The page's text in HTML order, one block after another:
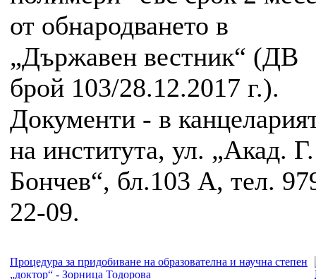
от обнародването в
„Държавен вестник“ (ДВ
брой 103/28.12.2017 г.).
Документи - в
на института, ул. „Акад. Г.
Бончев“, бл.103 А, тел.
22-09.
Процедура за придобиване на образователна и научна степен
„доктор“ - Зорница Тодорова